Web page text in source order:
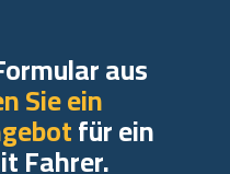
aus
Sie ein
für ein
Fahrer.